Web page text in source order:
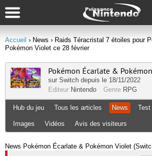
Accueil › News › Raids Téracristal 7 étoiles pour
Pokémon Violet ce 28 février
Pokémon Écarlate &
sur Switch depuis le 18/11/2022
Editeur Nintendo Genre RPG
Hub du jeu Tous les articles News Test
Images Vidéos Avis des visiteurs
News Pokémon Écarlate & Pokémon Violet